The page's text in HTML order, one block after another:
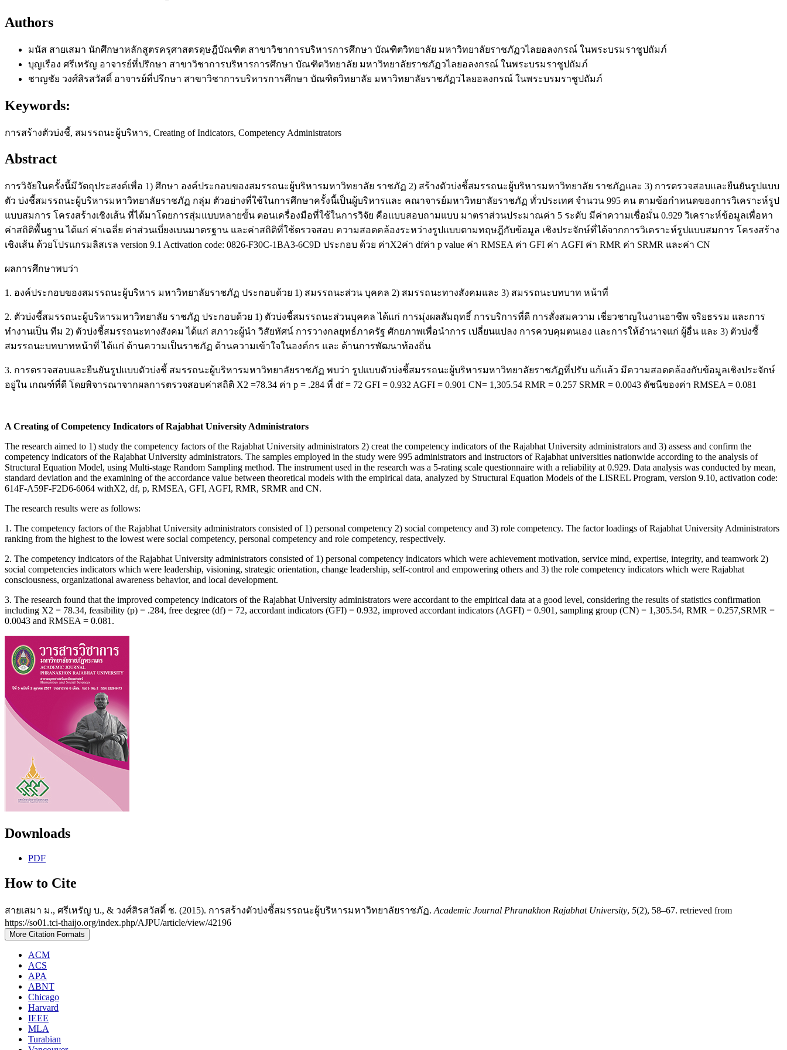
Authors
มนัส สายเสมา นักศึกษาหลักสูตรครุศาสตรดุษฎีบัณฑิต สาขาวิชาการบริหารการศึกษา บัณฑิตวิทยาลัย มหาวิทยาลัยราชภัฏวไลยอลงกรณ์ ในพระบรมราชูปถัมภ์
บุญเรือง ศรีเหรัญ อาจารย์ที่ปรึกษา สาขาวิชาการบริหารการศึกษา บัณฑิตวิทยาลัย มหาวิทยาลัยราชภัฏวไลยอลงกรณ์ ในพระบรมราชูปถัมภ์
ชาญชัย วงศ์สิรสวัสดิ์ อาจารย์ที่ปรึกษา สาขาวิชาการบริหารการศึกษา บัณฑิตวิทยาลัย มหาวิทยาลัยราชภัฏวไลยอลงกรณ์ ในพระบรมราชูปถัมภ์
Keywords:
การสร้างตัวบ่งชี้, สมรรถนะผู้บริหาร, Creating of Indicators, Competency Administrators
Abstract
การวิจัยในครั้งนี้มีวัตถุประสงค์เพื่อ 1) ศึกษา องค์ประกอบของสมรรถนะผู้บริหารมหาวิทยาลัย ราชภัฏ 2) สร้างตัวบ่งชี้สมรรถนะผู้บริหารมหาวิทยาลัย ราชภัฏและ 3) การตรวจสอบและยืนยันรูปแบบ
ตัว บ่งชี้สมรรถนะผู้บริหารมหาวิทยาลัยราชภัฏ กลุ่ม ตัวอย่างที่ใช้ในการศึกษาครั้งนี้เป็นผู้บริหารและ คณาจารย์มหาวิทยาลัยราชภัฏ ทั่วประเทศ จำนวน 995 คน ตามข้อกำหนดของการวิเคราะห์รูป
แบบสมการ โครงสร้างเชิงเส้น ที่ได้มาโดยการสุ่มแบบหลายขั้น ตอนเครื่องมือที่ใช้ในการวิจัย คือแบบสอบถามแบบ มาตราส่วนประมาณค่า 5 ระดับ มีค่าความเชื่อมั่น 0.929 วิเคราะห์ข้อมูลเพื่อหา
ค่าสถิติพื้นฐาน ได้แก่ ค่าเฉลี่ย ค่าส่วนเบี่ยงเบนมาตรฐาน และค่าสถิติที่ใช้ตรวจสอบ ความสอดคล้องระหว่างรูปแบบตามทฤษฎีกับข้อมูล เชิงประจักษ์ที่ได้จากการวิเคราะห์รูปแบบสมการ โครงสร้าง
เชิงเส้น ด้วยโปรแกรมลิสเรล version 9.1 Activation code: 0826-F30C-1BA3-6C9D ประกอบ ด้วย ค่าX2ค่า dfค่า p value ค่า RMSEA ค่า GFI ค่า AGFI ค่า RMR ค่า SRMR และค่า CN
ผลการศึกษาพบว่า
1. องค์ประกอบของสมรรถนะผู้บริหาร มหาวิทยาลัยราชภัฏ ประกอบด้วย 1) สมรรถนะส่วน บุคคล 2) สมรรถนะทางสังคมและ 3) สมรรถนะบทบาท หน้าที่
2. ตัวบ่งชี้สมรรถนะผู้บริหารมหาวิทยาลัย ราชภัฏ ประกอบด้วย 1) ตัวบ่งชี้สมรรถนะส่วนบุคคล ได้แก่ การมุ่งผลสัมฤทธิ์ การบริการที่ดี การสั่งสมความ เชี่ยวชาญในงานอาชีพ จริยธรรม และการ
ทำงานเป็น ทีม 2) ตัวบ่งชี้สมรรถนะทางสังคม ได้แก่ สภาวะผู้นำ วิสัยทัศน์ การวางกลยุทธ์ภาครัฐ ศักยภาพเพื่อนำการ เปลี่ยนแปลง การควบคุมตนเอง และการให้อำนาจแก่ ผู้อื่น และ 3) ตัวบ่งชี้
สมรรถนะบทบาทหน้าที่ ได้แก่ ด้านความเป็นราชภัฏ ด้านความเข้าใจในองค์กร และ ด้านการพัฒนาท้องถิ่น
3. การตรวจสอบและยืนยันรูปแบบตัวบ่งชี้ สมรรถนะผู้บริหารมหาวิทยาลัยราชภัฏ พบว่า รูปแบบตัวบ่งชี้สมรรถนะผู้บริหารมหาวิทยาลัยราชภัฏที่ปรับ แก้แล้ว มีความสอดคล้องกับข้อมูลเชิงประจักษ์
อยู่ใน เกณฑ์ที่ดี โดยพิจารณาจากผลการตรวจสอบค่าสถิติ X2 =78.34 ค่า p = .284 ที่ df = 72 GFI = 0.932 AGFI = 0.901 CN= 1,305.54 RMR = 0.257 SRMR = 0.0043 ดัชนีของค่า RMSEA = 0.081
A Creating of Competency Indicators of Rajabhat University Administrators
The research aimed to 1) study the competency factors of the Rajabhat University administrators 2) creat the competency indicators of the Rajabhat University administrators and 3) assess and confirm the
competency indicators of the Rajabhat University administrators. The samples employed in the study were 995 administrators and instructors of Rajabhat universities nationwide according to the analysis of
Structural Equation Model, using Multi-stage Random Sampling method. The instrument used in the research was a 5-rating scale questionnaire with a reliability at 0.929. Data analysis was conducted by mean,
standard deviation and the examining of the accordance value between theoretical models with the empirical data, analyzed by Structural Equation Models of the LISREL Program, version 9.10, activation code:
614F-A59F-F2D6-6064 withX2, df, p, RMSEA, GFI, AGFI, RMR, SRMR and CN.
The research results were as follows:
1. The competency factors of the Rajabhat University administrators consisted of 1) personal competency 2) social competency and 3) role competency. The factor loadings of Rajabhat University Administrators
ranking from the highest to the lowest were social competency, personal competency and role competency, respectively.
2. The competency indicators of the Rajabhat University administrators consisted of 1) personal competency indicators which were achievement motivation, service mind, expertise, integrity, and teamwork 2)
social competencies indicators which were leadership, visioning, strategic orientation, change leadership, self-control and empowering others and 3) the role competency indicators which were Rajabhat
consciousness, organizational awareness behavior, and local development.
3. The research found that the improved competency indicators of the Rajabhat University administrators were accordant to the empirical data at a good level, considering the results of statistics confirmation
including X2 = 78.34, feasibility (p) = .284, free degree (df) = 72, accordant indicators (GFI) = 0.932, improved accordant indicators (AGFI) = 0.901, sampling group (CN) = 1,305.54, RMR = 0.257,SRMR =
0.0043 and RMSEA = 0.081.
Downloads
PDF
How to Cite
สายเสมา ม., ศรีเหรัญ บ., & วงศ์สิรสวัสดิ์ ช. (2015). การสร้างตัวบ่งชี้สมรรถนะผู้บริหารมหาวิทยาลัยราชภัฏ. Academic Journal Phranakhon Rajabhat University, 5(2), 58–67. retrieved from
https://so01.tci-thaijo.org/index.php/AJPU/article/view/42196
More Citation Formats
ACM
ACS
APA
ABNT
Chicago
Harvard
IEEE
MLA
Turabian